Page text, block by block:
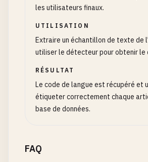
les utilisateurs finaux.
UTILISATION
Extraire un échantillon de texte de
utiliser le détecteur pour obtenir le
RÉSULTAT
Le code de langue est récupéré et
étiqueter correctement chaque
base de données.
FAQ